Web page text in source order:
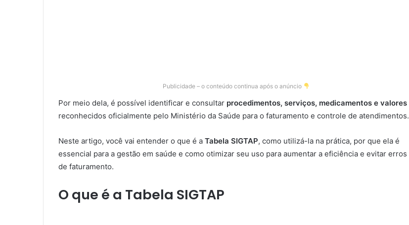
Publicidade – o conteúdo continua após o anúncio
Por meio dela, é possível identificar e consultar procedimentos, serviços, medicamentos e valores
reconhecidos oficialmente pelo Ministério da Saúde para o faturamento e controle de atendimentos.
Neste artigo, você vai entender o que é a Tabela SIGTAP, como utilizá-la na prática, por que ela é
essencial para a gestão em saúde e como otimizar seu uso para aumentar a eficiência e evitar erros
de faturamento.
O que é a Tabela SIGTAP